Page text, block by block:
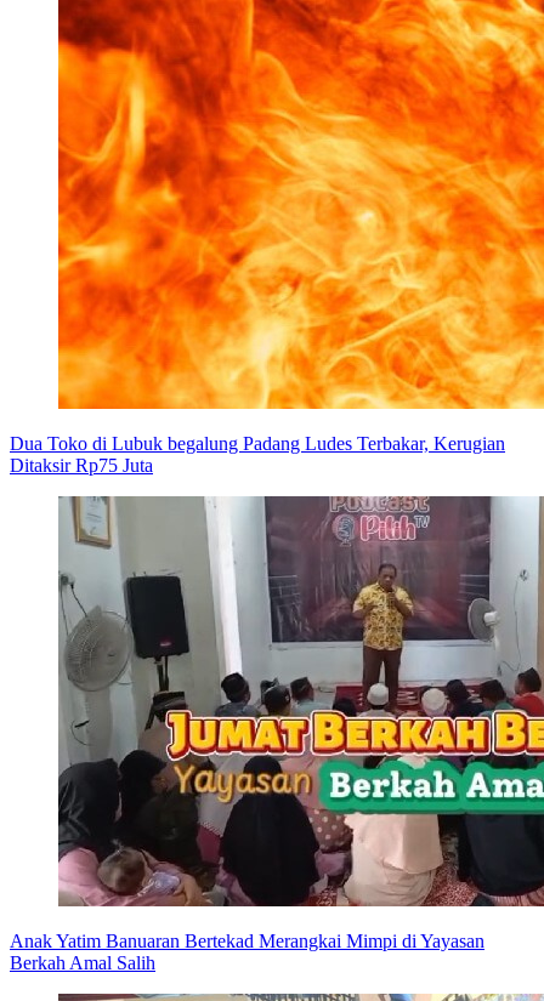
Dua Toko di Lubuk begalung Padang Ludes Terbakar, Kerugian
Ditaksir Rp75 Juta
Anak Yatim Banuaran Bertekad Merangkai Mimpi di Yayasan
Berkah Amal Salih